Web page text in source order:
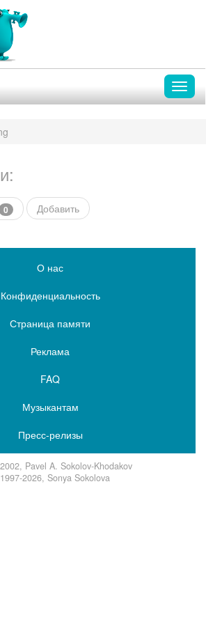
0 Добавить
О нас
Конфиденциальность
Страница памяти
Реклама
FAQ
Музыкантам
Пресс-релизы
Pavel A. Sokolov-Khodakov
2026, Sonya Sokolova